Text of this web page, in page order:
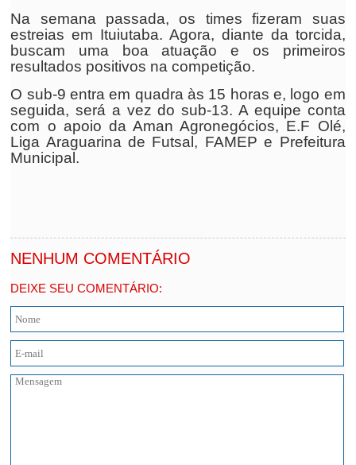
Na semana passada, os times fizeram suas
estreias em Ituiutaba. Agora, diante da torcida,
buscam uma boa atuação e os primeiros
resultados positivos na competição.
O sub-9 entra em quadra às 15 horas e, logo em
seguida, será a vez do sub-13. A equipe conta
com o apoio da Aman Agronegócios, E.F Olé,
Liga Araguarina de Futsal, FAMEP e Prefeitura
Municipal.
NENHUM COMENTÁRIO
DEIXE SEU COMENTÁRIO: